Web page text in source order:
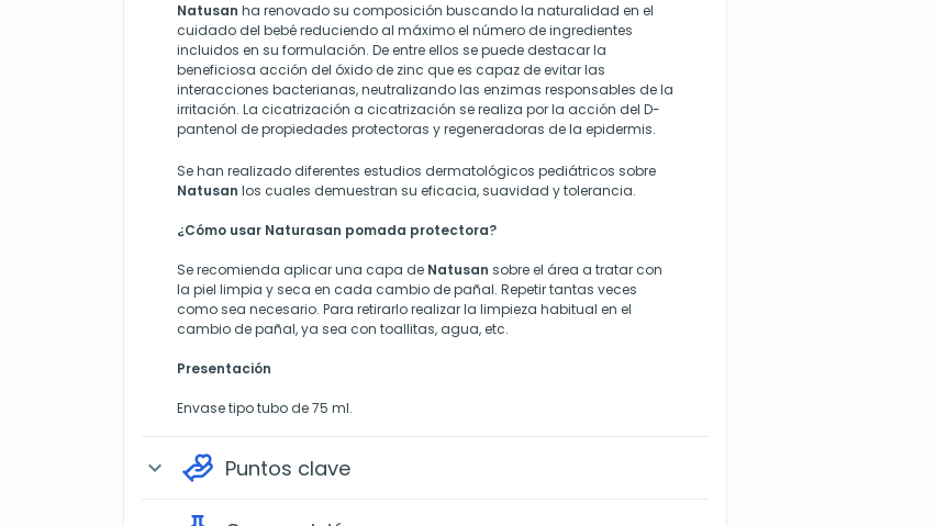
Natusan ha renovado su composición buscando la naturalidad en el
cuidado del bebé reduciendo al máximo el número de ingredientes
incluidos en su formulación. De entre ellos se puede destacar la
beneficiosa acción del óxido de zinc que es capaz de evitar las
interacciones bacterianas, neutralizando las enzimas responsables de la
irritación. La cicatrización a cicatrización se realiza por la acción del D-
pantenol de propiedades protectoras y regeneradoras de la epidermis.
Se han realizado diferentes estudios dermatológicos pediátricos sobre
Natusan los cuales demuestran su eficacia, suavidad y tolerancia.
¿Cómo usar Naturasan pomada protectora?
Se recomienda aplicar una capa de Natusan sobre el área a tratar con
la piel limpia y seca en cada cambio de pañal. Repetir tantas veces
como sea necesario. Para retirarlo realizar la limpieza habitual en el
cambio de pañal, ya sea con toallitas, agua, etc.
Presentación
Envase tipo tubo de 75 ml.
expand_more Puntos clave